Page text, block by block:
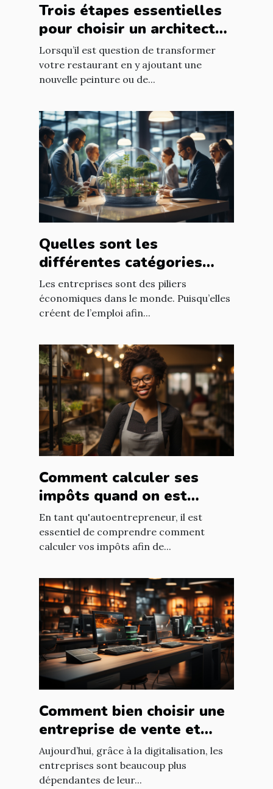
Trois étapes essentielles
pour choisir un architecte
d’intérieur
Lorsqu’il est question de transformer
votre restaurant en y ajoutant une
nouvelle peinture ou de...
Quelles sont les
différentes catégories
d’entreprise ?
Les entreprises sont des piliers
économiques dans le monde. Puisqu’elles
créent de l’emploi afin...
Comment calculer ses
impôts quand on est
autoentrepreneur ?
En tant qu'autoentrepreneur, il est
essentiel de comprendre comment
calculer vos impôts afin de...
Comment bien choisir une
entreprise de vente et
d'installation de parc
informatique ?
Aujourd’hui, grâce à la digitalisation, les
entreprises sont beaucoup plus
dépendantes de leur...